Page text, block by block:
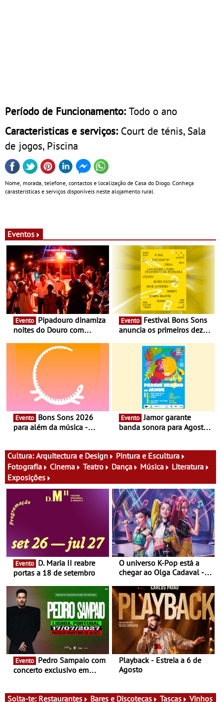
Período de Funcionamento:Todo o ano
Caracteristicas e serviços: Court de ténis, Sala
de jogos, Piscina
Nome, morada, telefone, contactos e localização de Casa do Diogo. Conheça
carasteristicas e serviços disponíveis neste alojamento rural.
Eventos
Evento
noites do Douro com
vinho, gastronomia e
música
Evento
anuncia os primeiros dez
Evento
para além da música -
atividades para toda a
família e muito mais
Evento Jamor garante
banda sonora para Agosto
habitual aos domingos, a
primeira sexta-feira do mês
recebe o festival em Paço
de Arcos
Cultura: Arquitectura e Design
Pintura e Escultura
Fotografia
Cinema Teatro Dança Música
Literatura
Exposições
Evento
portas a 18 de setembro
O universo K-Pop está a
chegar ao Olga Cadaval - A
Evento
concerto exclusivo em
Playback - Estreia a 6 de
Agosto
Solta-te: Restaurantes Bares e Discotecas Tascas Vinhos